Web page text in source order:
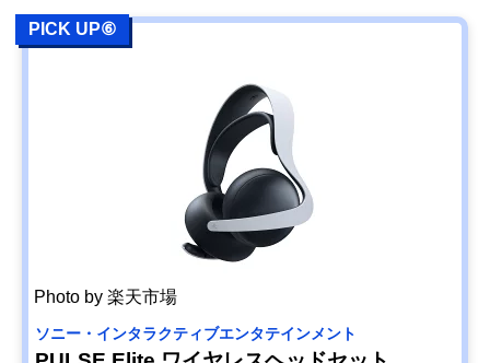
PICK UP⑥
Photo by 楽天市場
ソニー・インタラクティブエンタテインメント